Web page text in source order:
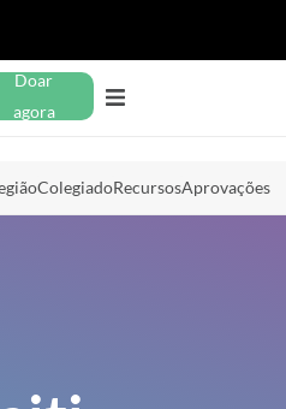
Doar
agora
ColegiadoRecursosAprovações